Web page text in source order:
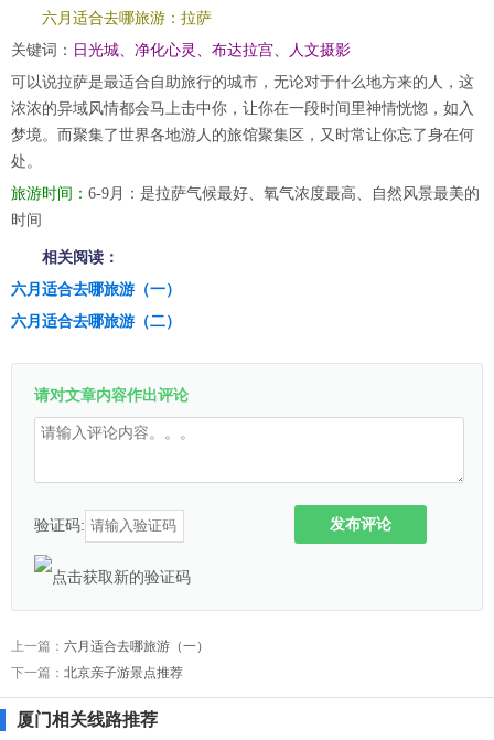
六月适合去哪旅游：拉萨
关键词： 日光城、净化心灵、布达拉宫、人文摄影
可以说拉萨是最适合自助旅行的城市，无论对于什么地方来的人，这
浓浓的异域风情都会马上击中你，让你在一段时间里神情恍惚，如入
梦境。而聚集了世界各地游人的旅馆聚集区，又时常让你忘了身在何
处。
旅游时间： 6-9月：是拉萨气候最好、氧气浓度最高、自然风景最美的
时间
相关阅读：
六月适合去哪旅游（一）
六月适合去哪旅游（二）
请对文章内容作出评论
验证码: 发布评论
上一篇： 六月适合去哪旅游（一）
下一篇： 北京亲子游景点推荐
厦门相关线路推荐